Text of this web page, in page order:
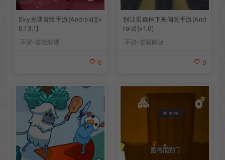
Sky光遇冒险手游[Android][v
0.13.1]
手游-冒险解谜
0
别让蛋糕掉下来闯关手游[And
roid][v1.0]
手游-冒险解谜
0